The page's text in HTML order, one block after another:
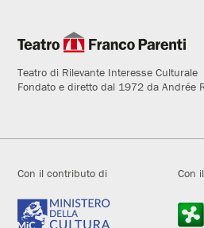
Teatro di Rilevante Interesse Culturale
Fondato e diretto dal 1972 da Andrée
Con il contributo di Con